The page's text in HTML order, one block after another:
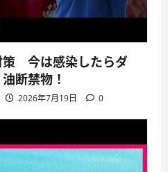
策 今は感染したらダ
断禁物！
2026年7月19日 0